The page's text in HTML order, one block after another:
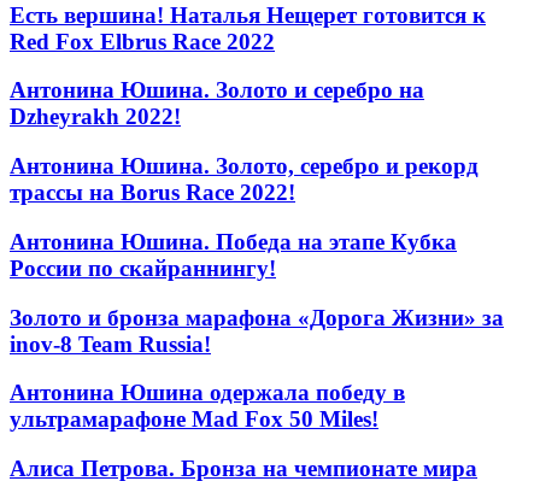
Есть вершина! Наталья Нещерет готовится к
Red Fox Elbrus Race 2022
Антонина Юшина. Золото и серебро на
Dzheyrakh 2022!
Антонина Юшина. Золото, серебро и рекорд
трассы на Borus Race 2022!
Антонина Юшина. Победа на этапе Кубка
России по скайраннингу!
Золото и бронза марафона «Дорога Жизни» за
inov-8 Team Russia!
Антонина Юшина одержала победу в
ультрамарафоне Mad Fox 50 Miles!
Алиса Петрова. Бронза на чемпионате мира